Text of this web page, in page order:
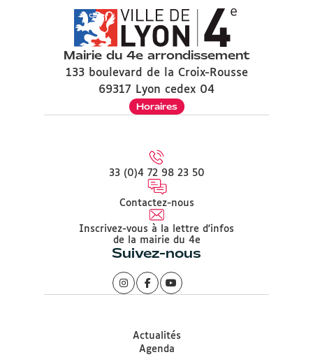
Mairie du 4e arrondissement
133 boulevard de la Croix-Rousse
69317 Lyon cedex 04
Horaires
33 (0)4 72 98 23 50
Contactez-nous
Inscrivez-vous à la lettre d'infos
de la mairie du 4e
Suivez-nous
Actualités
Agenda